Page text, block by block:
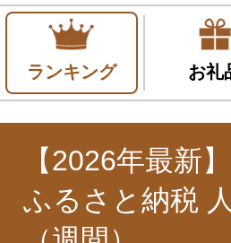
ランキング お礼
【2026年最新
ふるさと納税